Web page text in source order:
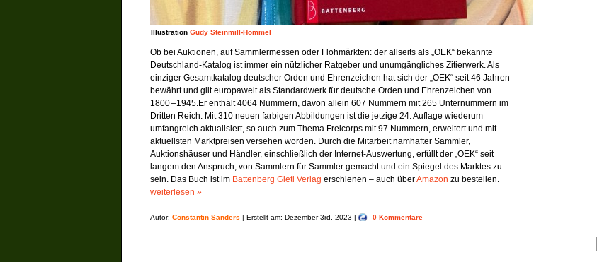
Illustration Gudy Steinmill-Hommel
Ob bei Auktionen, auf Sammlermessen oder Flohmärkten: der allseits als „OEK“ bekannte
Deutschland-Katalog ist ­immer ein nützlicher Ratgeber und unumgängliches Zitierwerk. Als
einziger Gesamtkatalog deutscher Orden und Ehrenzeichen hat sich der „OEK“ seit 46 Jahren
bewährt und gilt europaweit als Standardwerk für deutsche Orden und Ehrenzeichen von
1800 –1945.Er enthält 4064 Nummern, davon allein 607 Nummern mit 265 Unternummern im
Dritten Reich. Mit 310 neuen ­farbigen Abbildungen ist die jetzige 24. Auflage wiederum
umfangreich aktualisiert, so auch zum Thema Freicorps mit 97 Nummern, erweitert und mit
aktuellsten Marktpreisen versehen worden. Durch die Mitarbeit namhafter Sammler,
Auktionshäuser und Händler, einschließlich der Internet-Auswertung, erfüllt der „OEK“ seit
langem den Anspruch, von Sammlern für Sammler gemacht und ein Spiegel des Marktes zu
sein. Das Buch ist im Battenberg Gietl Verlag erschienen – auch überAmazon zu bestellen.
weiterlesen »
Autor: Constantin Sanders | Erstellt am: Dezember 3rd, 2023 | 0 Kommentare